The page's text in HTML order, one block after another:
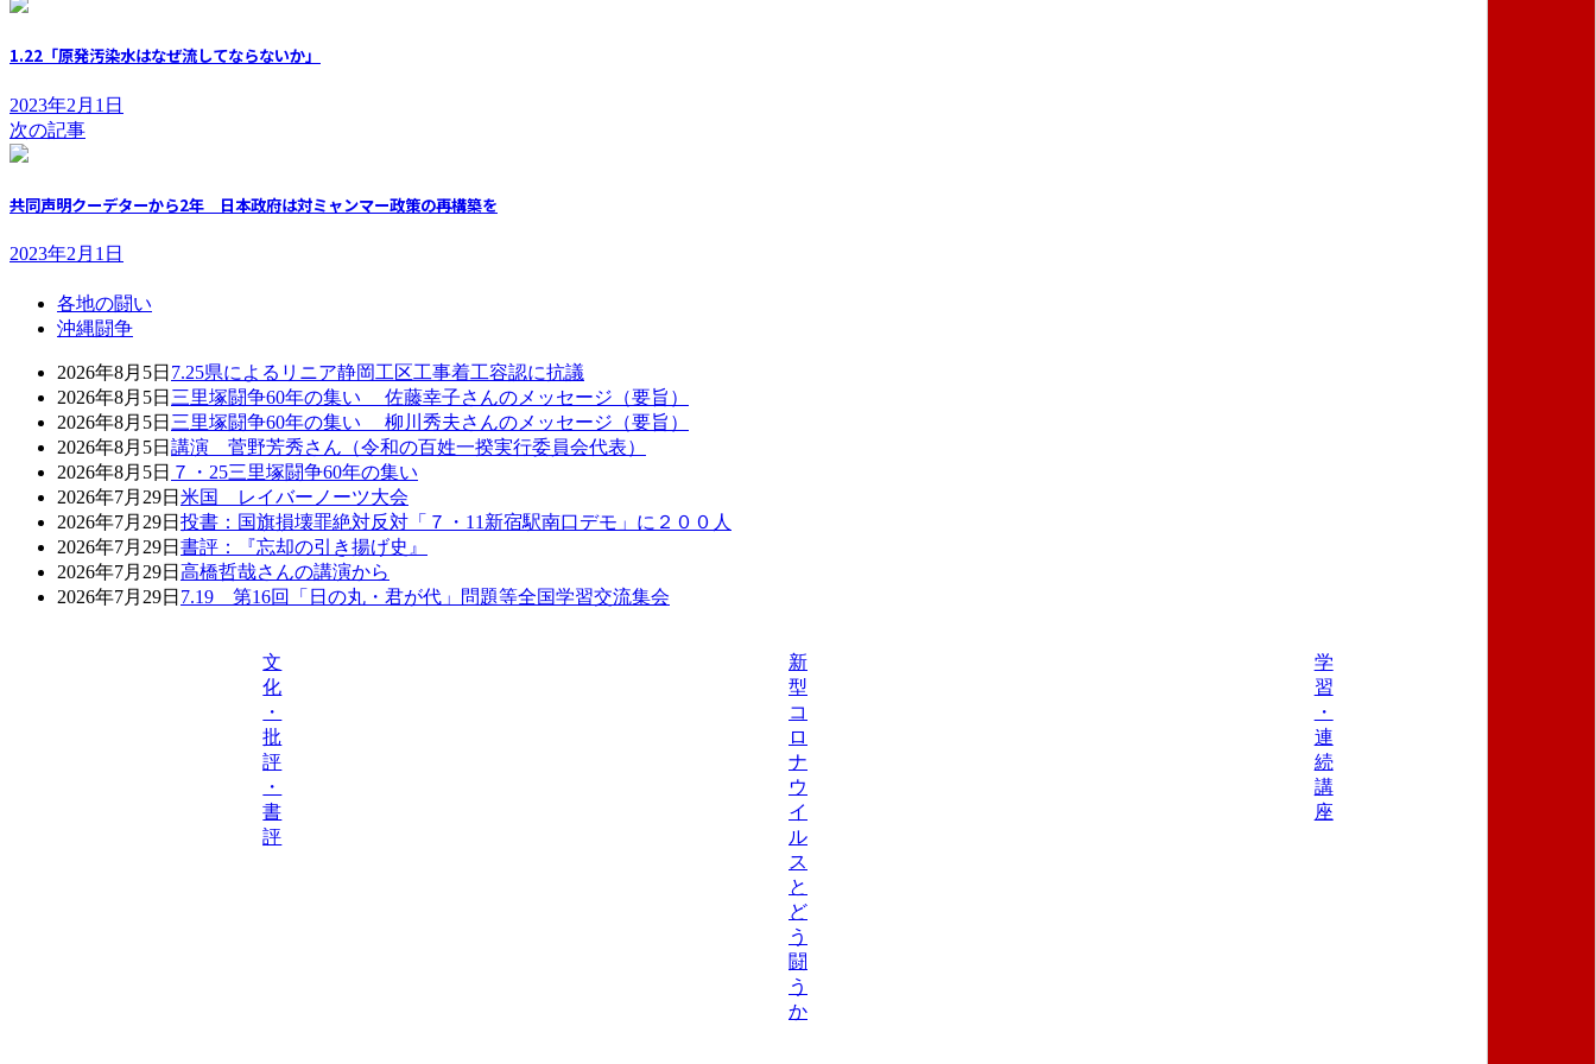
1.22「原発汚染水はなぜ流してならないか」
2023年2月1日
次の記事
共同声明クーデターから2年 日本政府は対ミャンマー政策の再構築を
2023年2月1日
各地の闘い
沖縄闘争
2026年8月5日 7.25県によるリニア静岡工区工事着工容認に抗議
2026年8月5日 三里塚闘争60年の集い 佐藤幸子さんのメッセージ（要旨）
2026年8月5日 三里塚闘争60年の集い 柳川秀夫さんのメッセージ（要旨）
2026年8月5日 講演 菅野芳秀さん（令和の百姓一揆実行委員会代表）
2026年8月5日 ７・25三里塚闘争60年の集い
2026年7月29日 米国 レイバーノーツ大会
2026年7月29日 投書：国旗損壊罪絶対反対「７・11新宿駅南口デモ」に２００人
2026年7月29日 書評：『忘却の引き揚げ史』
2026年7月29日 高橋哲哉さんの講演から
2026年7月29日 7.19 第16回「日の丸・君が代」問題等全国学習交流集会
文
化
・
批
評
・
書
評
新
型
コ
ロ
ナ
ウ
イ
ル
ス
と
ど
う
闘
う
か
学
習
・
連
続
講
座